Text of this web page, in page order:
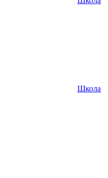
Школа